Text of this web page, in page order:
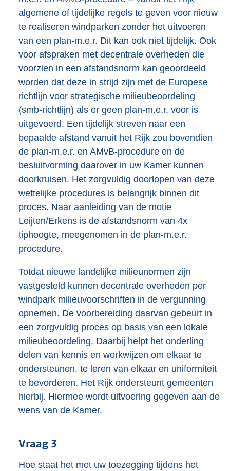
algemene of tijdelijke regels te geven voor nieuw
te realiseren windparken zonder het uitvoeren
van een plan-m.e.r. Dit kan ook niet tijdelijk. Ook
voor afspraken met decentrale overheden die
voorzien in een afstandsnorm kan geoordeeld
worden dat deze in strijd zijn met de Europese
richtlijn voor strategische milieubeoordeling
(smb-richtlijn) als er geen plan-m.e.r. voor is
uitgevoerd. Een tijdelijk streven naar een
bepaalde afstand vanuit het Rijk zou bovendien
de plan-m.e.r. en AMvB-procedure en de
besluitvorming daarover in uw Kamer kunnen
doorkruisen. Het zorgvuldig doorlopen van deze
wettelijke procedures is belangrijk binnen dit
proces. Naar aanleiding van de motie
Leijten/Erkens is de afstandsnorm van 4x
tiphoogte, meegenomen in de plan-m.e.r.
procedure.
Totdat nieuwe landelijke milieunormen zijn
vastgesteld kunnen decentrale overheden per
windpark milieuvoorschriften in de vergunning
opnemen. De voorbereiding daarvan gebeurt in
een zorgvuldig proces op basis van een lokale
milieubeoordeling. Daarbij helpt het onderling
delen van kennis en werkwijzen om elkaar te
ondersteunen, te leren van elkaar en uniformiteit
te bevorderen. Het Rijk ondersteunt gemeenten
hierbij. Hiermee wordt uitvoering gegeven aan de
wens van de Kamer.
Vraag 3
Hoe staat het met uw toezegging tijdens het